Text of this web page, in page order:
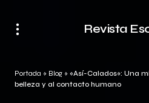
Revista
Portada » Blog » «Así-Calados»: Una
belleza y al contacto humano